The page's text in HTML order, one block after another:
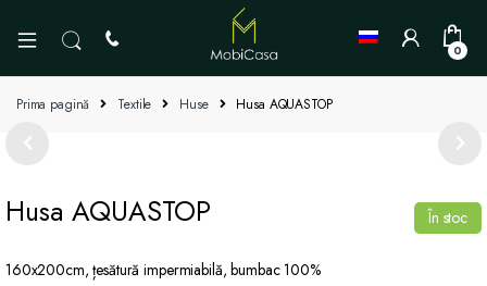
0
Prima pagină Textile Huse Husa AQUASTOP
Husa AQUASTOP
160x200cm, țesătură impermiabilă, bumbac 100%
În stoc